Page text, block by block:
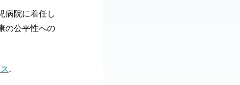
病院に着任し
の公平性への
.